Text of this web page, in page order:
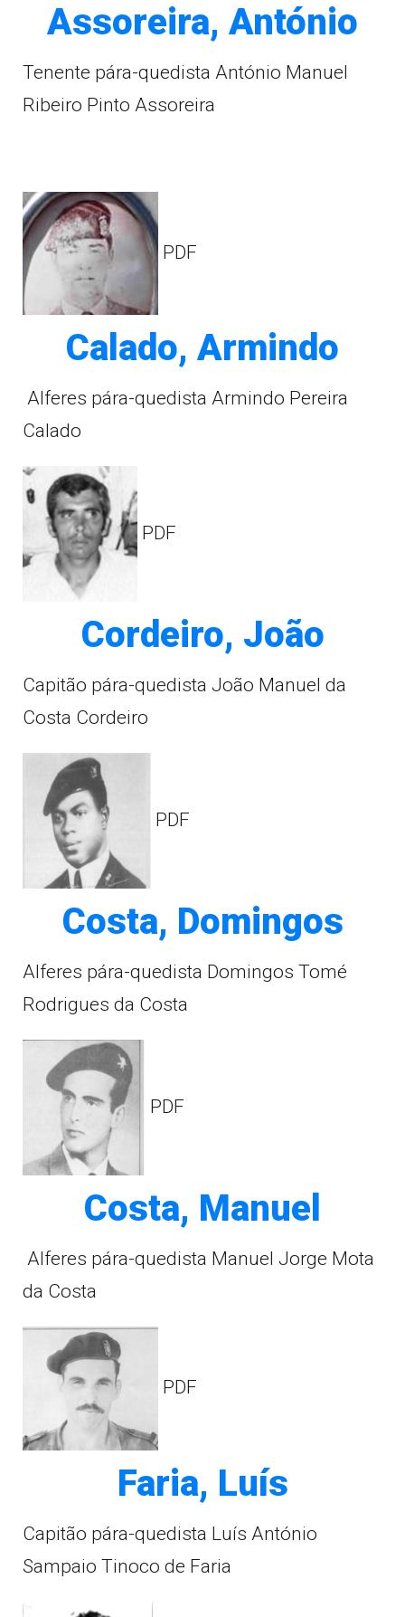
Assoreira, António
Tenente pára-quedista António Manuel
Ribeiro Pinto Assoreira
PDF
Calado, Armindo
Alferes pára-quedista Armindo Pereira
Calado
PDF
Cordeiro, João
Capitão pára-quedista João Manuel da
Costa Cordeiro
PDF
Costa, Domingos
Alferes pára-quedista Domingos Tomé
Rodrigues da Costa
PDF
Costa, Manuel
Alferes pára-quedista Manuel Jorge Mota
da Costa
PDF
Faria, Luís
Capitão pára-quedista Luís António
Sampaio Tinoco de Faria